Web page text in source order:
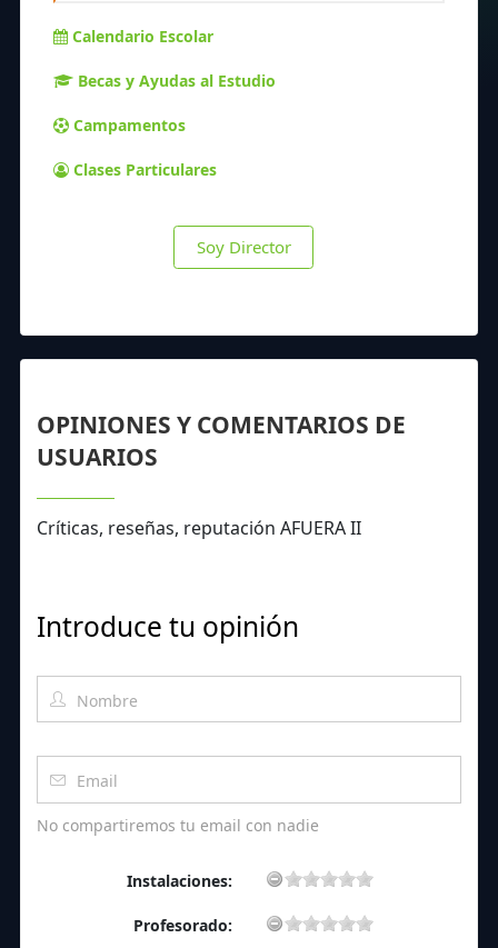
Calendario Escolar
Becas y Ayudas al Estudio
Campamentos
Clases Particulares
Soy Director
OPINIONES Y COMENTARIOS DE
USUARIOS
Críticas, reseñas, reputación AFUERA II
Introduce tu opinión
No compartiremos tu email con nadie
Instalaciones:
Profesorado: